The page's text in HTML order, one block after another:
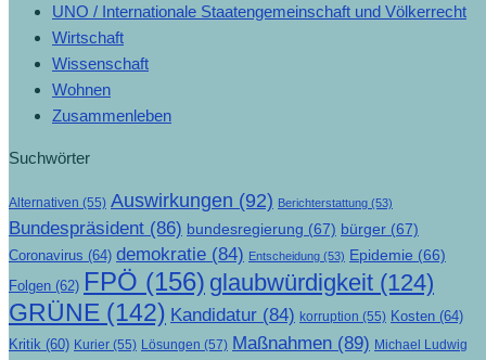
UNO / Internationale Staatengemeinschaft und Völkerrecht
Wirtschaft
Wissenschaft
Wohnen
Zusammenleben
Suchwörter
Alternativen (55) Auswirkungen (92) Berichterstattung (53)
Bundespräsident (86) bundesregierung (67) bürger (67)
Coronavirus (64) demokratie (84) Entscheidung (53) Epidemie (66)
Folgen (62) FPÖ (156) glaubwürdigkeit (124)
GRÜNE (142) Kandidatur (84) korruption (55) Kosten (64)
Kritik (60) Kurier (55) Lösungen (57) Maßnahmen (89) Michael Ludwig